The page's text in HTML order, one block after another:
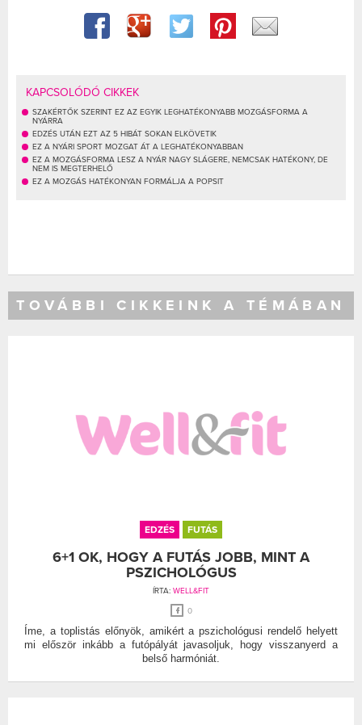
KAPCSOLÓDÓ CIKKEK
SZAKÉRTŐK SZERINT EZ AZ EGYIK LEGHATÉKONYABB MOZGÁSFORMA A
NYÁRRA
EDZÉS UTÁN EZT AZ 5 HIBÁT SOKAN ELKÖVETIK
EZ A NYÁRI SPORT MOZGAT ÁT A LEGHATÉKONYABBAN
EZ A MOZGÁSFORMA LESZ A NYÁR NAGY SLÁGERE, NEMCSAK HATÉKONY, DE
NEM IS MEGTERHELŐ
EZ A MOZGÁS HATÉKONYAN FORMÁLJA A POPSIT
TOVÁBBI CIKKEINK A TÉMÁBAN
EDZÉS FUTÁS
6+1 OK, HOGY A FUTÁS JOBB, MINT A
PSZICHOLÓGUS
ÍRTA: WELL&FIT
0
Íme, a toplistás előnyök, amikért a pszichológusi rendelő helyett
mi először inkább a futópályát javasoljuk, hogy visszanyerd a
belső harmóniát.